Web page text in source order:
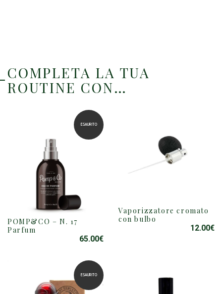
COMPLETA LA TUA
ROUTINE CON…
ESAURITO
POMP&CO – N. 17
Parfum
65.00€
Vaporizzatore cromato
con bulbo
QUESTO
PRODOTTO
12.00€
ESAURITO